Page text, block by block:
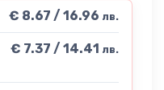
€ 8.67 / 16.96 лв.
€ 7.37 / 14.41 лв.